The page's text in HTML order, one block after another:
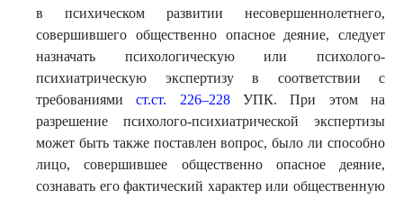
в психическом развитии несовершеннолетнего,
совершившего общественно опасное деяние, следует
назначать психологическую или психолого-
психиатрическую экспертизу в соответствии с
требованиямист.ст. 226–228УПК. При этом на
разрешение психолого-психиатрической экспертизы
может быть также поставлен вопрос, было ли способно
лицо, совершившее общественно опасное деяние,
сознавать его фактический характер или общественную